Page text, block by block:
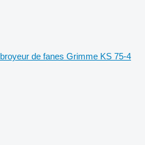
broyeur de fanes Grimme KS 75-4